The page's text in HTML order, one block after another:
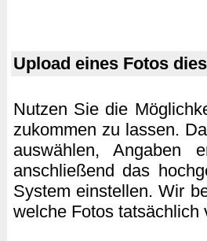
Upload eines Fotos
Nutzen Sie die
zukommen zu lassen.
auswählen, Angaben
anschließend das
System einstellen. Wir
welche Fotos tatsächlich